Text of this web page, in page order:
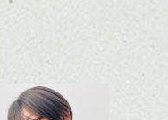
単で良いので朝の
ショートカット。